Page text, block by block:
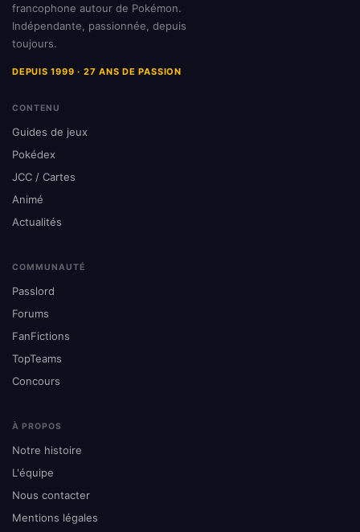
francophone autour de Pokémon.
Indépendante, passionnée, depuis
toujours.
DEPUIS 1999 · 27 ANS DE PASSION
CONTENU
Guides de jeux
Pokédex
JCC / Cartes
Animé
Actualités
COMMUNAUTÉ
Passlord
Forums
FanFictions
TopTeams
Concours
À PROPOS
Notre histoire
L'équipe
Nous contacter
Mentions légales